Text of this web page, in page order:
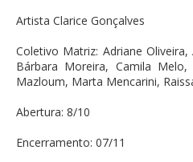
Artista Clarice Gonçalves
Coletivo Matriz: Adriane
Bárbara Moreira, Camila
Mazloum, Marta Mencarini,
Abertura: 8/10
Encerramento: 07/11